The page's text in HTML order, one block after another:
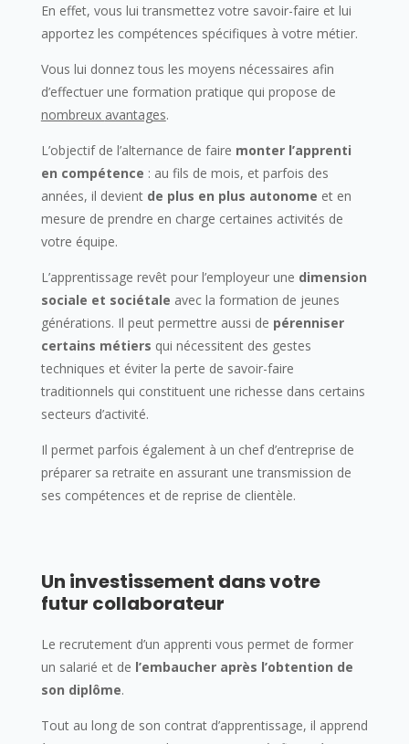
En effet, vous lui transmettez votre savoir-faire et lui
apportez les compétences spécifiques à votre métier.
Vous lui donnez tous les moyens nécessaires afin
d’effectuer une formation pratique qui propose de
nombreux avantages.
L’objectif de l’alternance de faire monter l’apprenti
en compétence : au fils de mois, et parfois des
années, il devient de plus en plus autonome et en
mesure de prendre en charge certaines activités de
votre équipe.
L’apprentissage revêt pour l’employeur une dimension
sociale et sociétale avec la formation de jeunes
générations. Il peut permettre aussi de pérenniser
certains métiers qui nécessitent des gestes
techniques et éviter la perte de savoir-faire
traditionnels qui constituent une richesse dans certains
secteurs d’activité.
Il permet parfois également à un chef d’entreprise de
préparer sa retraite en assurant une transmission de
ses compétences et de reprise de clientèle.
Un investissement dans votre
futur collaborateur
Le recrutement d’un apprenti vous permet de former
un salarié et de l’embaucher après l’obtention de
son diplôme.
Tout au long de son contrat d’apprentissage, il apprend